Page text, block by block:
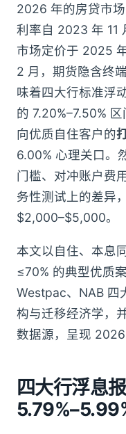
2026 年的房贷市
利率自 2023 年 11
市场定价于 2025
2 月，期货隐含终
味着四大行标准浮
的 7.20%–7.50%
向优质自住客户的
6.00% 心理关口。
门槛、对冲账户费
务性测试上的差异
$2,000–$5,000。
本文以自住、本息
≤70% 的典型优质
Westpac、NAB 四
构与迁移经济学，
数据源，呈现 2026
四大行浮息